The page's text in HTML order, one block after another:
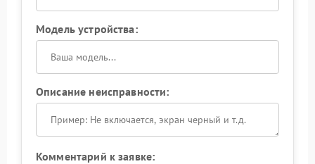
Модель устройства:
Описание неисправности:
Комментарий к заявке: